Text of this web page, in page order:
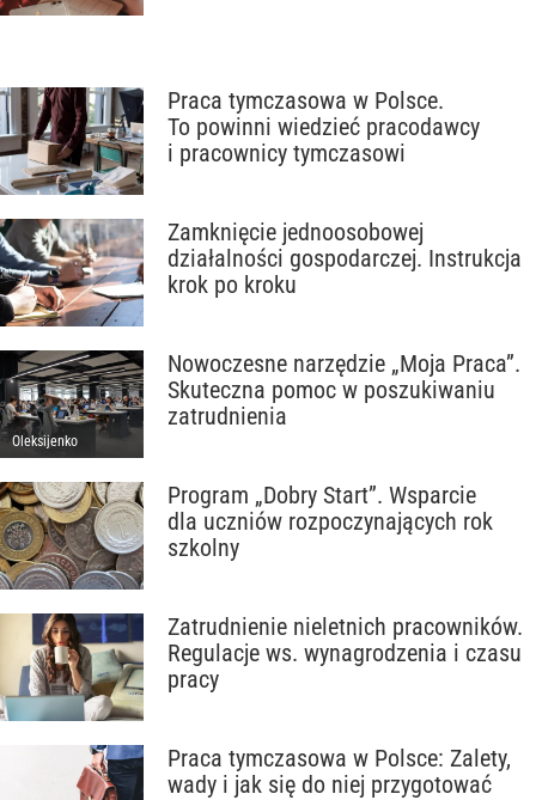
Praca tymczasowa w Polsce.
To powinni wiedzieć pracodawcy
i pracownicy tymczasowi
Zamknięcie jednoosobowej
działalności gospodarczej. Instrukcja
krok po kroku
Oleksijenko
Nowoczesne narzędzie „Moja Praca”.
Skuteczna pomoc w poszukiwaniu
zatrudnienia
Program „Dobry Start”. Wsparcie
dla uczniów rozpoczynających rok
szkolny
Zatrudnienie nieletnich pracowników.
Regulacje ws. wynagrodzenia i czasu
pracy
Praca tymczasowa w Polsce: Zalety,
wady i jak się do niej przygotować